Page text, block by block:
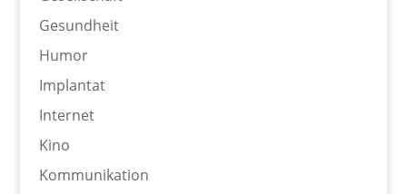
Gesundheit
Humor
Implantat
Internet
Kino
Kommunikation